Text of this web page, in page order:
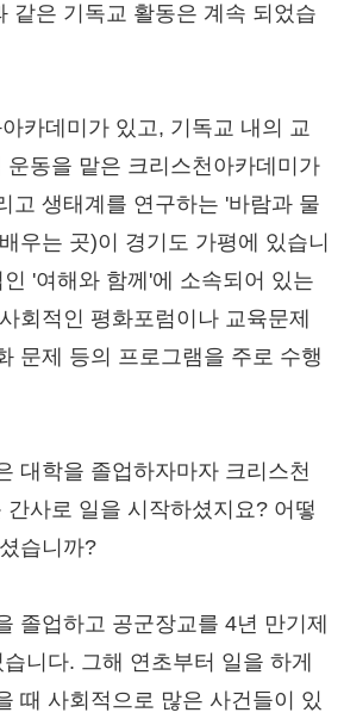
같은 기독교 활동은 계속 되었습
카데미가 있고, 기독교 내의 교
운동을 맡은 크리스천아카데미가
고 생태계를 연구하는 '바람과 물
우는 곳)이 경기도 가평에 있습니
'여해와 함께'에 소속되어 있는
회적인 평화포럼이나 교육문제
문제 등의 프로그램을 주로 수행
대학을 졸업하자마자 크리스천
간사로 일을 시작하셨지요? 어떻
습니까?
졸업하고 공군장교를 4년 만기제
니다. 그해 연초부터 일을 하게
때 사회적으로 많은 사건들이 있